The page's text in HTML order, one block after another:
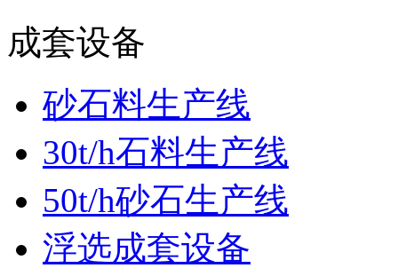
成套设备
砂石料生产线
30t/h石料生产线
50t/h砂石生产线
浮选成套设备